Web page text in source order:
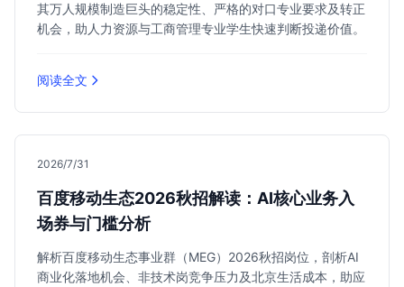
其万人规模制造巨头的稳定性、严格的对口专业要求及转正
机会，助人力资源与工商管理专业学生快速判断投递价值。
阅读全文
2026/7/31
百度移动生态2026秋招解读：AI核心业务入
场券与门槛分析
解析百度移动生态事业群（MEG）2026秋招岗位，剖析AI
商业化落地机会、非技术岗竞争压力及北京生活成本，助应